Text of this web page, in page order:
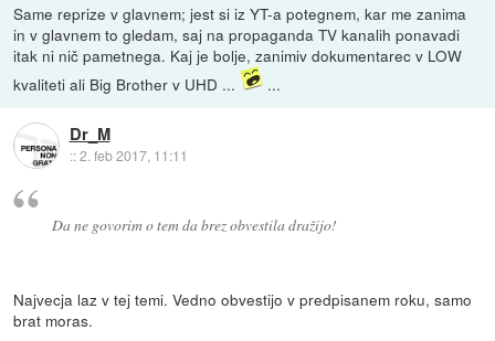
Same reprize v glavnem; jest si iz YT-a potegnem, kar me zanima
in v glavnem to gledam, saj na propaganda TV kanalih ponavadi
itak ni nič pametnega. Kaj je bolje, zanimiv dokumentarec v LOW
kvaliteti ali Big Brother v UHD ...
...
Dr_M
::2. feb 2017, 11:11
Da ne govorim o tem da brez obvestila dražijo!
Najvecja laz v tej temi. Vedno obvestijo v predpisanem roku, samo
brat moras.